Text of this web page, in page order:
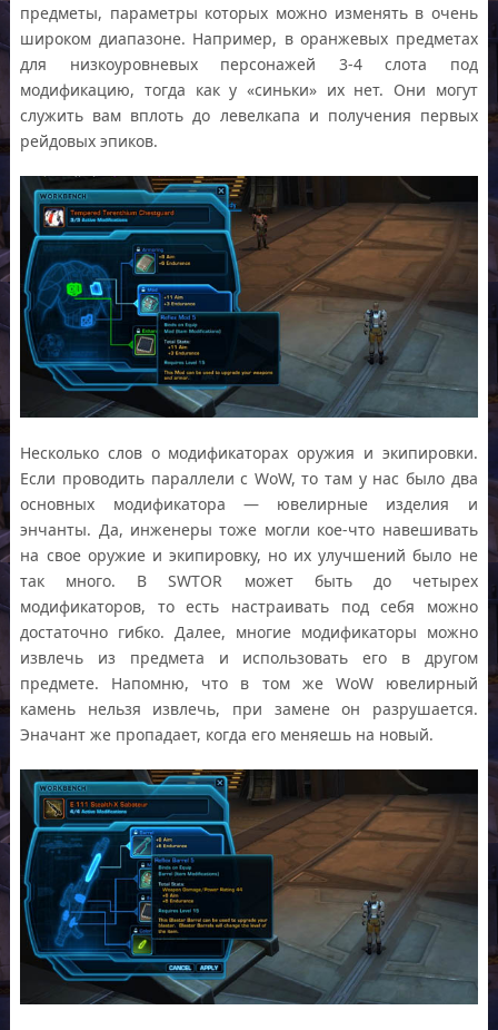
предметы, параметры которых можно изменять в очень
широком диапазоне. Например, в оранжевых предметах
для низкоуровневых персонажей 3-4 слота под
модификацию, тогда как у «синьки» их нет. Они могут
служить вам вплоть до левелкапа и получения первых
рейдовых эпиков.
Несколько слов о модификаторах оружия и экипировки.
Если проводить параллели с WoW, то там у нас было два
основных модификатора — ювелирные изделия и
энчанты. Да, инженеры тоже могли кое-что навешивать
на свое оружие и экипировку, но их улучшений было не
так много. В SWTOR может быть до четырех
модификаторов, то есть настраивать под себя можно
достаточно гибко. Далее, многие модификаторы можно
извлечь из предмета и использовать его в другом
предмете. Напомню, что в том же WoW ювелирный
камень нельзя извлечь, при замене он разрушается.
Эначант же пропадает, когда его меняешь на новый.